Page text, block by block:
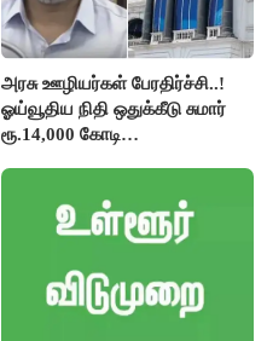
அரசு ஊழியர்கள் பேரதிர்ச்சி..!
ஓய்வூதிய நிதி ஒதுக்கீடு சுமார்
ரூ.14,000 கோடி